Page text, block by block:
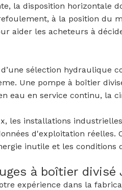
la disposition horizontale
à la position du
aider les acheteurs à
sélection hydraulique
Une pompe à boîtier
eau en service continu, la
les installations
d'exploitation réelles.
inutile et les conditions
à boîtier divisé
expérience dans la